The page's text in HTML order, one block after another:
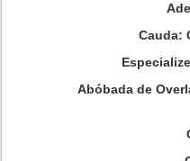
Cauda:
Abóbada de